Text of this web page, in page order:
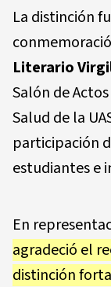
La distinción
Literario
Salón de
Salud de la
participación
estudiantes e
En
agradeció el
distinción